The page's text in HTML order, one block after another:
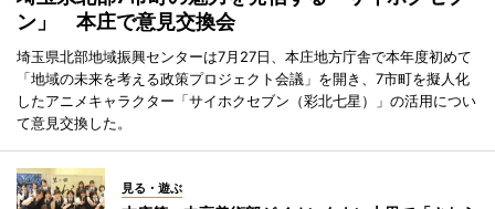
ン」 本庄で意見交換会
埼玉県北部地域振興センターは7月27日、本庄地方庁舎で本年度初めて
「地域の未来を考える政策プロジェクト会議」を開き、7市町を擬人化
したアニメキャラクター「サイホクセブン（彩北七星）」の活用につい
て意見交換した。
見る・遊ぶ